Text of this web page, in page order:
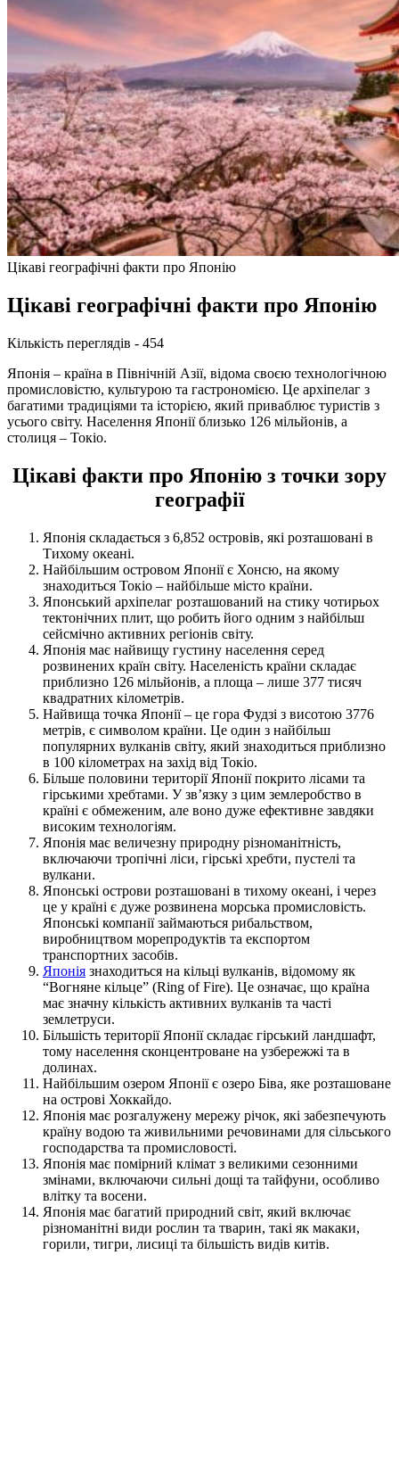
Цікаві географічні факти про Японію
Цікаві географічні факти про Японію
Кількість переглядів - 454
Японія – країна в Північній Азії, відома своєю технологічною
промисловістю, культурою та гастрономією. Це архіпелаг з
багатими традиціями та історією, який приваблює туристів з
усього світу. Населення Японії близько 126 мільйонів, а
столиця – Токіо.
Цікаві факти про Японію з точки зору
географії
Японія складається з 6,852 островів, які розташовані в
Тихому океані.
Найбільшим островом Японії є Хонсю, на якому
знаходиться Токіо – найбільше місто країни.
Японський архіпелаг розташований на стику чотирьох
тектонічних плит, що робить його одним з найбільш
сейсмічно активних регіонів світу.
Японія має найвищу густину населення серед
розвинених країн світу. Населеність країни складає
приблизно 126 мільйонів, а площа – лише 377 тисяч
квадратних кілометрів.
Найвища точка Японії – це гора Фудзі з висотою 3776
метрів, є символом країни. Це один з найбільш
популярних вулканів світу, який знаходиться приблизно
в 100 кілометрах на захід від Токіо.
Більше половини території Японії покрито лісами та
гірськими хребтами. У зв’язку з цим землеробство в
країні є обмеженим, але воно дуже ефективне завдяки
високим технологіям.
Японія має величезну природну різноманітність,
включаючи тропічні ліси, гірські хребти, пустелі та
вулкани.
Японські острови розташовані в тихому океані, і через
це у країні є дуже розвинена морська промисловість.
Японські компанії займаються рибальством,
виробництвом морепродуктів та експортом
транспортних засобів.
Японія знаходиться на кільці вулканів, відомому як
“Вогняне кільце” (Ring of Fire). Це означає, що країна
має значну кількість активних вулканів та часті
землетруси.
Більшість території Японії складає гірський ландшафт,
тому населення сконцентроване на узбережжі та в
долинах.
Найбільшим озером Японії є озеро Біва, яке розташоване
на острові Хоккайдо.
Японія має розгалужену мережу річок, які забезпечують
країну водою та живильними речовинами для сільського
господарства та промисловості.
Японія має помірний клімат з великими сезонними
змінами, включаючи сильні дощі та тайфуни, особливо
влітку та восени.
Японія має багатий природний світ, який включає
різноманітні види рослин та тварин, такі як макаки,
горили, тигри, лисиці та більшість видів китів.